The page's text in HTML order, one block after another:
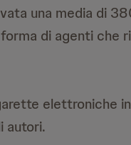
una media di
di agenti che
elettroniche
autori.